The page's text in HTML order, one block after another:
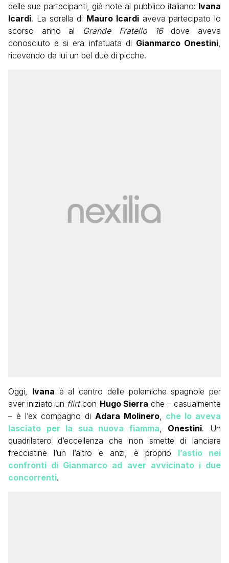
delle sue partecipanti, già note al pubblico italiano: Ivana
Icardi. La sorella di Mauro Icardiaveva partecipato lo
scorso anno al Grande Fratello 16dove aveva
conosciuto e si era infatuata di Gianmarco Onestini,
ricevendo da lui un bel due di picche.
Oggi, Ivana è al centro delle polemiche spagnole per
aver iniziato un flirtcon Hugo Sierra che – casualmente
– è l’ex compagno di Adara Molinero, che lo aveva
lasciato per la sua nuova fiamma, Onestini. Un
quadrilatero d’eccellenza che non smette di lanciare
frecciatine l’un l’altro e anzi, è proprio l’astio nei
confronti di Gianmarco ad aver avvicinato i due
concorrenti.